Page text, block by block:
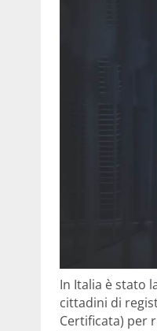
In Italia è stato
cittadini di
Certificata) per